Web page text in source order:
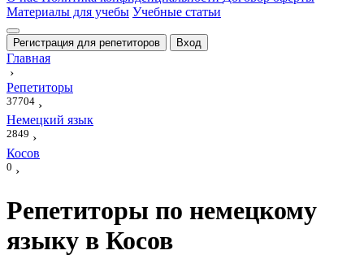
Материалы для учебы Учебные статьи
Регистрация для репетиторов Вход
Главная
›
Репетиторы
37704 ›
Немецкий язык
2849 ›
Косов
0 ›
Репетиторы по немецкому
языку в Косов